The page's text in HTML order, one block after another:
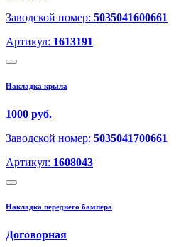
Заводской номер: 5035041600661
Артикул: 1613191
Накладка крыла
1000 руб.
Заводской номер: 5035041700661
Артикул: 1608043
Накладка переднего бампера
Договорная